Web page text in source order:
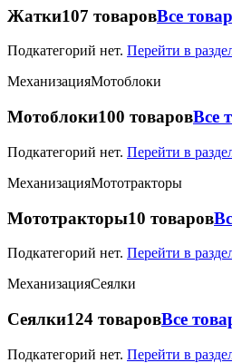
Жатки107 товаровВсе
Подкатегорий нет. Перейти в
МеханизацияМотоблоки
Мотоблоки100 товаровВсе
Подкатегорий нет. Перейти в
МеханизацияМототракторы
Мототракторы10 товаров
Подкатегорий нет. Перейти в
МеханизацияСеялки
Сеялки124 товаровВсе
Подкатегорий нет. Перейти в